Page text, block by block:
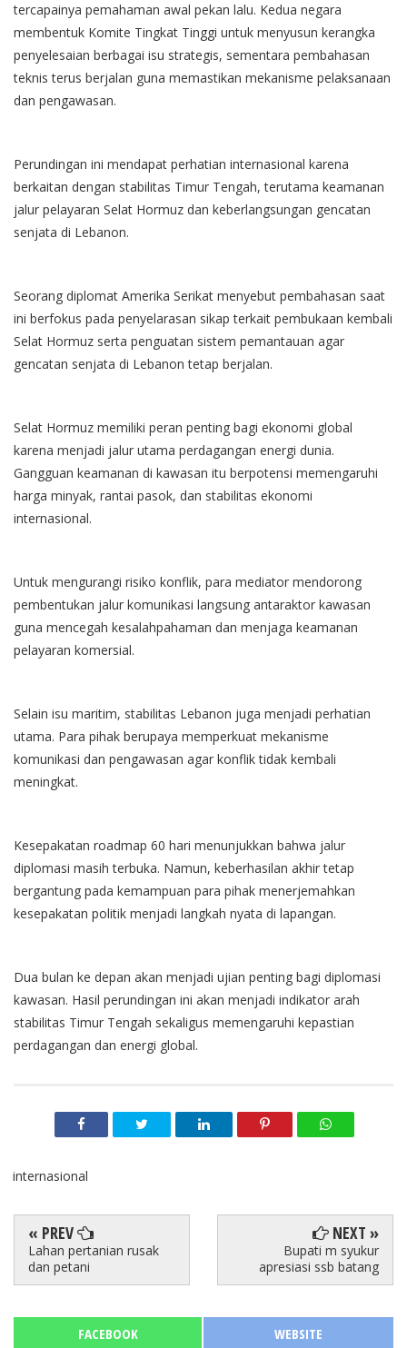
tercapainya pemahaman awal pekan lalu. Kedua negara
membentuk Komite Tingkat Tinggi untuk menyusun kerangka
penyelesaian berbagai isu strategis, sementara pembahasan
teknis terus berjalan guna memastikan mekanisme pelaksanaan
dan pengawasan.
Perundingan ini mendapat perhatian internasional karena
berkaitan dengan stabilitas Timur Tengah, terutama keamanan
jalur pelayaran Selat Hormuz dan keberlangsungan gencatan
senjata di Lebanon.
Seorang diplomat Amerika Serikat menyebut pembahasan saat
ini berfokus pada penyelarasan sikap terkait pembukaan kembali
Selat Hormuz serta penguatan sistem pemantauan agar
gencatan senjata di Lebanon tetap berjalan.
Selat Hormuz memiliki peran penting bagi ekonomi global
karena menjadi jalur utama perdagangan energi dunia.
Gangguan keamanan di kawasan itu berpotensi memengaruhi
harga minyak, rantai pasok, dan stabilitas ekonomi
internasional.
Untuk mengurangi risiko konflik, para mediator mendorong
pembentukan jalur komunikasi langsung antaraktor kawasan
guna mencegah kesalahpahaman dan menjaga keamanan
pelayaran komersial.
Selain isu maritim, stabilitas Lebanon juga menjadi perhatian
utama. Para pihak berupaya memperkuat mekanisme
komunikasi dan pengawasan agar konflik tidak kembali
meningkat.
Kesepakatan roadmap 60 hari menunjukkan bahwa jalur
diplomasi masih terbuka. Namun, keberhasilan akhir tetap
bergantung pada kemampuan para pihak menerjemahkan
kesepakatan politik menjadi langkah nyata di lapangan.
Dua bulan ke depan akan menjadi ujian penting bagi diplomasi
kawasan. Hasil perundingan ini akan menjadi indikator arah
stabilitas Timur Tengah sekaligus memengaruhi kepastian
perdagangan dan energi global.
internasional
« PREV
Lahan pertanian rusak
dan petani
NEXT »
Bupati m syukur
apresiasi ssb batang
FACEBOOK WEBSITE